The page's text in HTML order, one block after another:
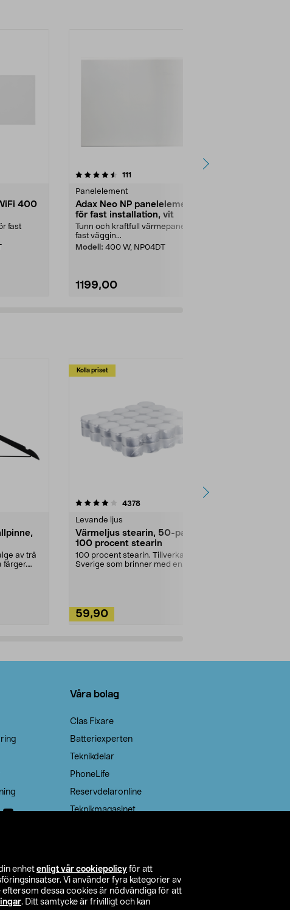
enhet enligt vår cookiepolicy för att
Vi använder fyra kategorier av
dessa cookies är nödvändiga för att
. Ditt samtycke är frivilligt och kan
400
fast
111
Panelelement
Adax Neo NP panelelement
för fast installation, vit
Tunn och kraftfull värmepanel för
fast väggin...
Modell: 400 W, NP04DT
1199,00
4.5 av 5 stjärnor
av trä
färger.
Kolla priset
4378recensioner
Levande ljus
Värmeljus stearin, 50-pack,
100 procent stearin
100 procent stearin. Tillverkade i
Sverige som brinner med en
59,90
4.5av 5 stjärnor
Våra bolag
Clas Fixare
Batteriexperten
Teknikdelar
PhoneLife
Reservdelaronline
Teknikmagasinet